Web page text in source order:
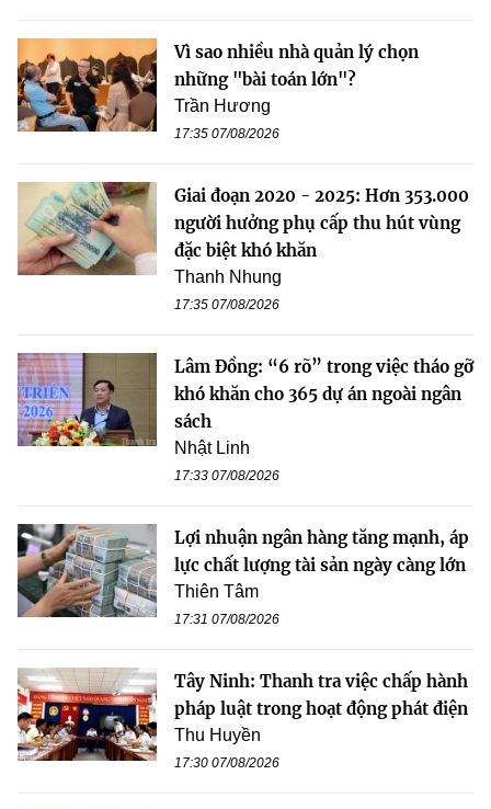
Vì sao nhiều nhà quản lý chọn
những "bài toán lớn"?
Trần Hương
17:35 07/08/2026
Giai đoạn 2020 - 2025: Hơn 353.000
người hưởng phụ cấp thu hút vùng
đặc biệt khó khăn
Thanh Nhung
17:35 07/08/2026
Lâm Đồng: “6 rõ” trong việc tháo gỡ
khó khăn cho 365 dự án ngoài ngân
sách
Nhật Linh
17:33 07/08/2026
Lợi nhuận ngân hàng tăng mạnh, áp
lực chất lượng tài sản ngày càng lớn
Thiên Tâm
17:31 07/08/2026
Tây Ninh: Thanh tra việc chấp hành
pháp luật trong hoạt động phát điện
Thu Huyền
17:30 07/08/2026